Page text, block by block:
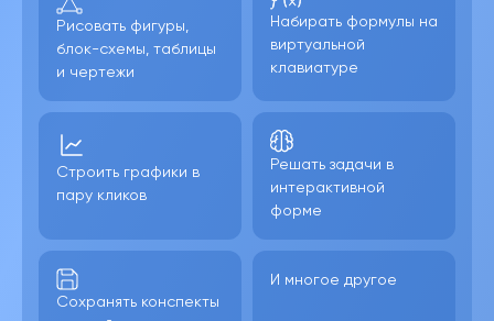
Рисовать фигуры,
блок-схемы, таблицы
и чертежи
Набирать формулы на
виртуальной
клавиатуре
Строить графики в
пару кликов
Решать задачи в
интерактивной
форме
Сохранять конспекты
И многое другое